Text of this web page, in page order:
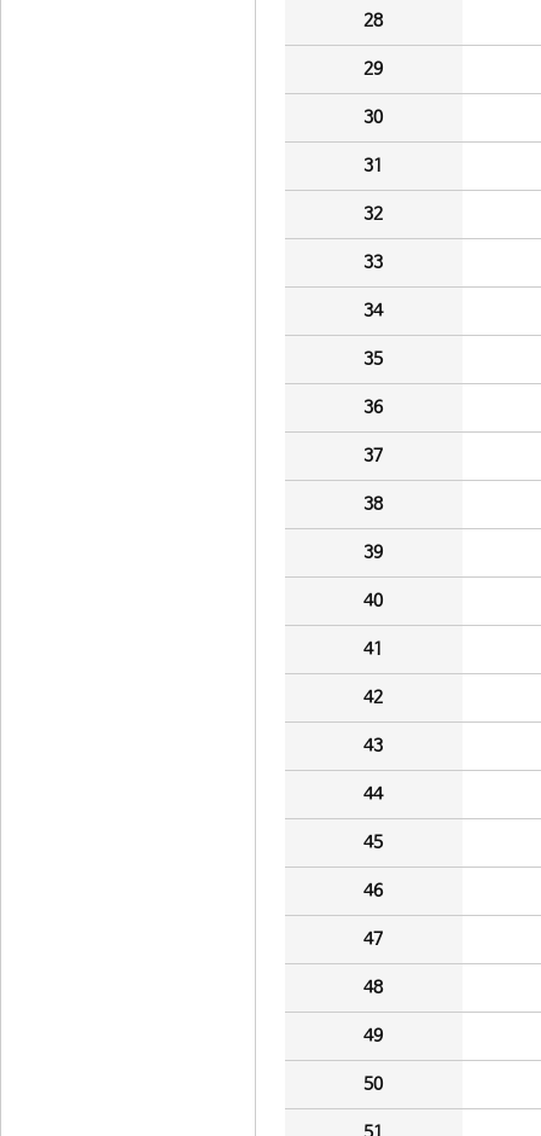
28
29
30
31
32
33
34
35
36
37
38
39
40
41
42
43
44
45
46
47
48
49
50
51